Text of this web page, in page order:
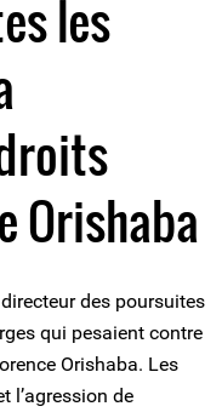
les
Orishaba
des poursuites
qui pesaient contre
Orishaba. Les
l’agression de